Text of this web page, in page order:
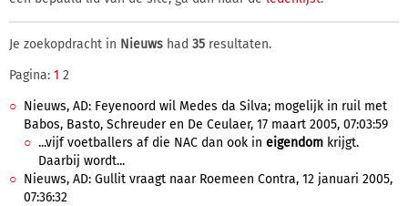
Je zoekopdracht in Nieuws had 35 resultaten.
Pagina: 1 2
Nieuws, AD: Feyenoord wil Medes da Silva; mogelijk in ruil met
Babos, Basto, Schreuder en De Ceulaer, 17 maart 2005, 07:03:59
...vijf voetballers af die NAC dan ook in eigendom krijgt.
Daarbij wordt...
Nieuws, AD: Gullit vraagt naar Roemeen Contra, 12 januari 2005,
07:36:32